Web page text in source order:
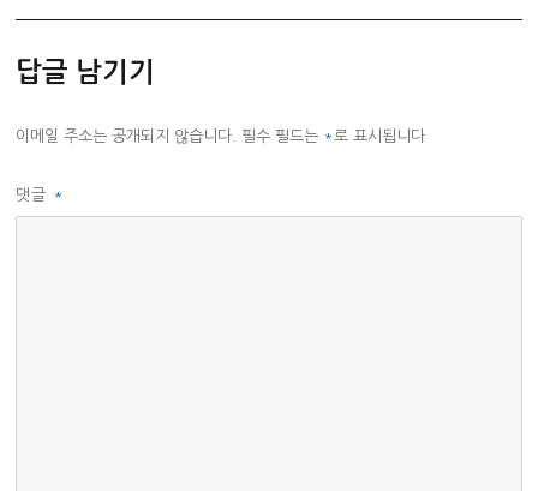
답글 남기기
이메일 주소는 공개되지 않습니다. 필수 필드는 *로 표시됩니다
댓글 *